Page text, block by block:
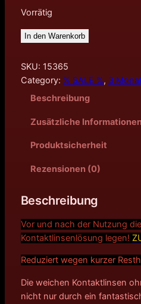
n
l
r
P
r
e
i
r
i
s
t
:
Vorrätig
In den Warenkorb
SKU: 15365
Category: % SALE %, 3
Beschreibung
Zusätzliche Informationen
Produktsicherheit
Rezensionen (0)
Beschreibung
Vor und nach der Nutzung
Kontaktlinsenlösung legen!
Reduziert wegen kurzer
Die weichen Kontaktlinsen
nicht nur durch ein